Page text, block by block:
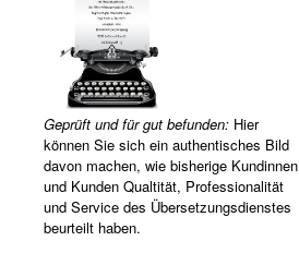
Geprüft und für gut befunden: Hier
können Sie sich ein authentisches Bild
davon machen, wie bisherige Kundinnen
und Kunden Qualtität, Professionalität
und Service des Übersetzungsdienstes
beurteilt haben.